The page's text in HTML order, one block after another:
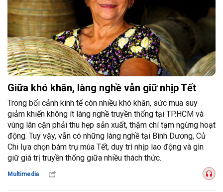
Giữa khó khăn, làng nghề vẫn giữ nhịp Tết
Trong bối cảnh kinh tế còn nhiều khó khăn, sức mua suy
giảm khiến không ít làng nghề truyền thống tại TP.HCM và
vùng lân cận phải thu hẹp sản xuất, thậm chí tạm ngừng hoạt
động. Tuy vậy, vẫn có những làng nghề tại Bình Dương, Củ
Chi lựa chọn bám trụ mùa Tết, duy trì nhịp lao động và gìn
giữ giá trị truyền thống giữa nhiều thách thức.
Multimedia